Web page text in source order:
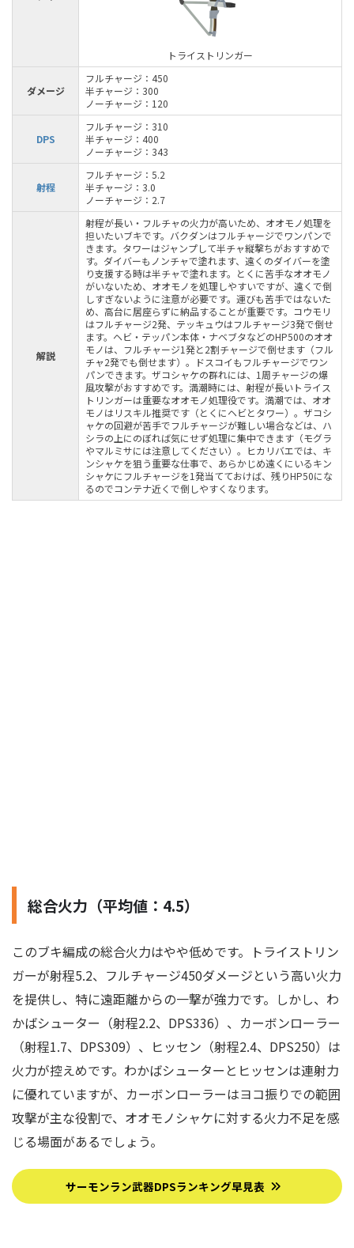
トライストリンガー
ダメージ
フルチャージ：450
半チャージ：300
ノーチャージ：120
DPS
フルチャージ：310
半チャージ：400
ノーチャージ：343
射程
フルチャージ：5.2
半チャージ：3.0
ノーチャージ：2.7
解説
射程が長い・フルチャの火力が高いため、オオモノ処理を
担いたいブキです。バクダンはフルチャージでワンパンで
きます。タワーはジャンプして半チャ縦撃ちがおすすめで
す。ダイバーもノンチャで塗れます、遠くのダイバーを塗
り支援する時は半チャで塗れます。とくに苦手なオオモノ
がいないため、オオモノを処理しやすいですが、遠くで倒
しすぎないように注意が必要です。運びも苦手ではないた
め、高台に居座らずに納品することが重要です。コウモリ
はフルチャージ2発、テッキュウはフルチャージ3発で倒せ
ます。ヘビ・テッパン本体・ナベブタなどのHP500のオオ
モノは、フルチャージ1発と2割チャージで倒せます（フル
チャ2発でも倒せます）。ドスコイもフルチャージでワン
パンできます。ザコシャケの群れには、1周チャージの爆
風攻撃がおすすめです。満潮時には、射程が長いトライス
トリンガーは重要なオオモノ処理役です。満潮では、オオ
モノはリスキル推奨です（とくにヘビとタワー）。ザコシ
ャケの回避が苦手でフルチャージが難しい場合などは、ハ
シラの上にのぼれば気にせず処理に集中できます（モグラ
やマルミサには注意してください）。ヒカリバエでは、キ
ンシャケを狙う重要な仕事で、あらかじめ遠くにいるキン
シャケにフルチャージを1発当てておけば、残りHP50にな
るのでコンテナ近くで倒しやすくなります。
総合火力（平均値：4.5）
このブキ編成の総合火力はやや低めです。トライストリン
ガーが射程5.2、フルチャージ450ダメージという高い火力
を提供し、特に遠距離からの一撃が強力です。しかし、わ
かばシューター（射程2.2、DPS336）、カーボンローラー
（射程1.7、DPS309）、ヒッセン（射程2.4、DPS250）は
火力が控えめです。わかばシューターとヒッセンは連射力
に優れていますが、カーボンローラーはヨコ振りでの範囲
攻撃が主な役割で、オオモノシャケに対する火力不足を感
じる場面があるでしょう。
サーモンラン武器DPSランキング早見表